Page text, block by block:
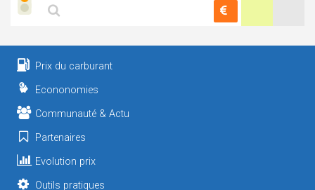
Prix du carburant
Econonomies
Communauté & Actu
Partenaires
Evolution prix
Outils pratiques